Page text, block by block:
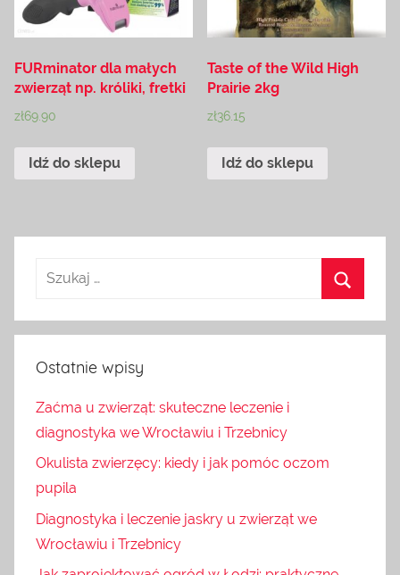
FURminator dla małych
zwierząt np. króliki, fretki
zł69.90
Idź do sklepu
Taste of the Wild High
Prairie 2kg
zł36.15
Idź do sklepu
Ostatnie wpisy
Zaćma u zwierząt: skuteczne leczenie i
diagnostyka we Wrocławiu i Trzebnicy
Okulista zwierzęcy: kiedy i jak pomóc oczom
pupila
Diagnostyka i leczenie jaskry u zwierząt we
Wrocławiu i Trzebnicy